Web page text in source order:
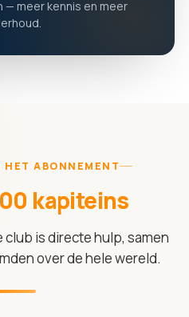
— meer kennis en meer
HET ABONNEMENT
kapiteins
club is directe hulp, samen
over de hele wereld.